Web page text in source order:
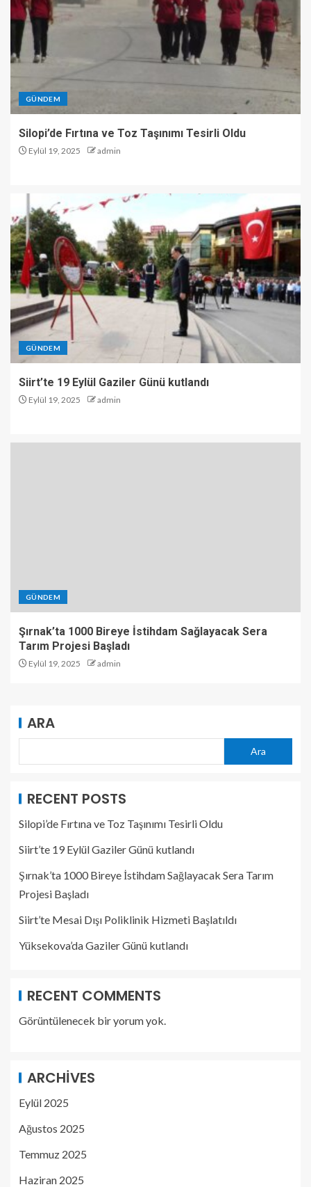
GÜNDEM
Silopi’de Fırtına ve Toz Taşınımı Tesirli Oldu
Eylül 19, 2025 admin
GÜNDEM
Siirt’te 19 Eylül Gaziler Günü kutlandı
Eylül 19, 2025 admin
GÜNDEM
Şırnak’ta 1000 Bireye İstihdam Sağlayacak Sera
Tarım Projesi Başladı
Eylül 19, 2025 admin
ARA
Ara
RECENT POSTS
Silopi’de Fırtına ve Toz Taşınımı Tesirli Oldu
Siirt’te 19 Eylül Gaziler Günü kutlandı
Şırnak’ta 1000 Bireye İstihdam Sağlayacak Sera Tarım
Projesi Başladı
Siirt’te Mesai Dışı Poliklinik Hizmeti Başlatıldı
Yüksekova’da Gaziler Günü kutlandı
RECENT COMMENTS
Görüntülenecek bir yorum yok.
ARCHIVES
Eylül 2025
Ağustos 2025
Temmuz 2025
Haziran 2025